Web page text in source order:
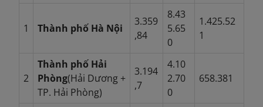
1 Thành phố Hà Nội
3.359
,84
8.43
5.65
0
1.425.52
1
2
Thành phố Hải
Phòng(Hải Dương +
TP. Hải Phòng)
3.194
,7
4.10
2.70
0
658.381